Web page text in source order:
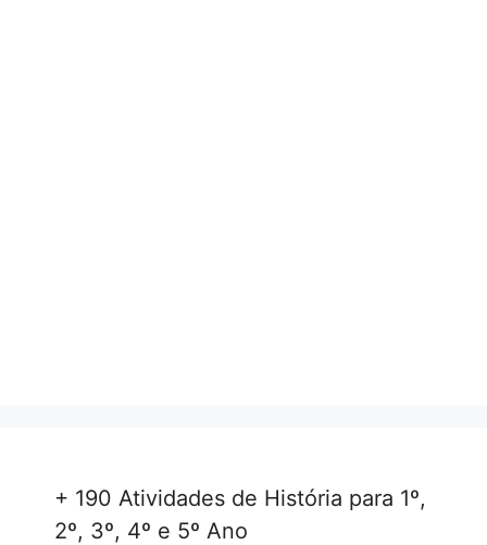
+ 190 Atividades de História para 1º,
2º, 3º, 4º e 5º Ano